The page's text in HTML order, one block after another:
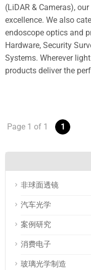
新
闻
博
客
研
系
我
(LiDAR & Cameras), our
excellence. We also
endoscope optics and
Hardware, Security
Systems. Wherever
products deliver the
Page 1 of 1 1
非球面透镜
汽车光学
案例研究
消费电子
玻璃光学制造